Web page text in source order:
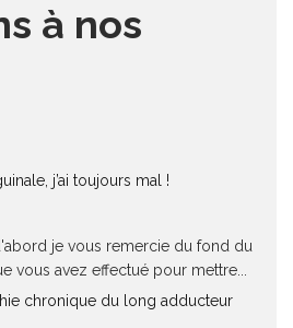
à nos
j’ai toujours mal !
je vous remercie du fond du
vous avez effectué pour mettre...
chronique du long adducteur